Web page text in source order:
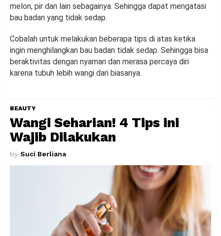
melon, pir dan lain sebagainya. Sehingga dapat mengatasi
bau badan yang tidak sedap.
Cobalah untuk melakukan beberapa tips di atas ketika
ingin menghilangkan bau badan tidak sedap. Sehingga bisa
beraktivitas dengan nyaman dan merasa percaya diri
karena tubuh lebih wangi dari biasanya.
BEAUTY
Wangi Seharian! 4 Tips ini
Wajib Dilakukan
by Suci Berliana